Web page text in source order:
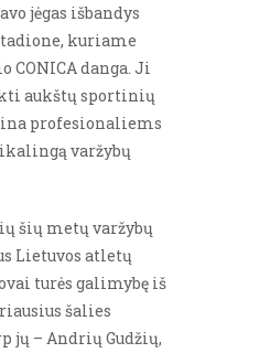
jėgas išbandys
kuriame
CONICA danga. Ji
aukštų sportinių
profesionaliems
varžybų
šių metų varžybų
Lietuvos atletų
turės galimybę iš
šalies
jų – Andrių Gudžių,